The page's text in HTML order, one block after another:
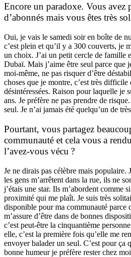
Encore un paradoxe. Vous avez
d’abonnés mais vous êtes très
Oui, je vais le samedi soir en boîte de
c’est plein et qu’il y a 300 couverts, je
un choix. J’ai un petit cercle de famille
Dubaï. Mais j’aime être seul parce que
moi-même, ne pas risquer d’être
choses que je montre, c’est très
désintéressées. Raison pour laquelle je
ans. Je préfère ne pas prendre de
seul. Je n’ai jamais été quelqu’un de
Pourtant, vous partagez
communauté et cela vous a
l’avez-vous vécu ?
Je ne dirais pas célèbre mais populaire.
les gens m’arrêtent dans la rue, ils ne
j’étais une star. Ils m’abordent comme
proximité qui me plaît. Je suis très
disponible pour ma communauté parce
m’assure d’être dans de bonnes
c’est peut-être la cinquantième
elle, c’est la première fois qu’elle me
envoyer balader un seul. C’est pour ça
bonne humeur je préfère rester chez